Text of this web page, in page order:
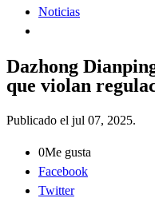
Noticias
Dazhong
que violan
Publicado el jul 07, 2025.
0Me gusta
Facebook
Twitter